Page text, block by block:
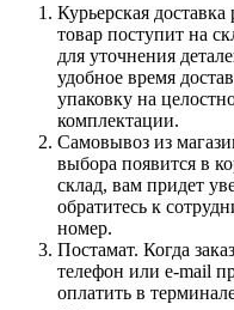
Курьерская доставка
товар поступит на
для уточнения
удобное время
упаковку на
комплектации.
Самовывоз из
выбора появится в
склад, вам придет
обратитесь к
номер.
Постамат. Когда
телефон или e-mail
оплатить в